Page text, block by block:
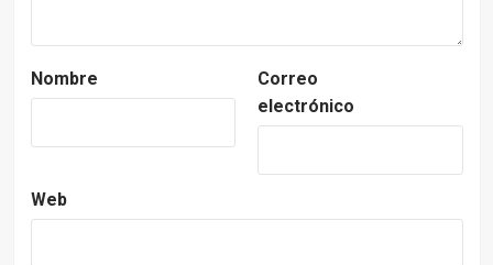
Nombre
Correo
electrónico
Web